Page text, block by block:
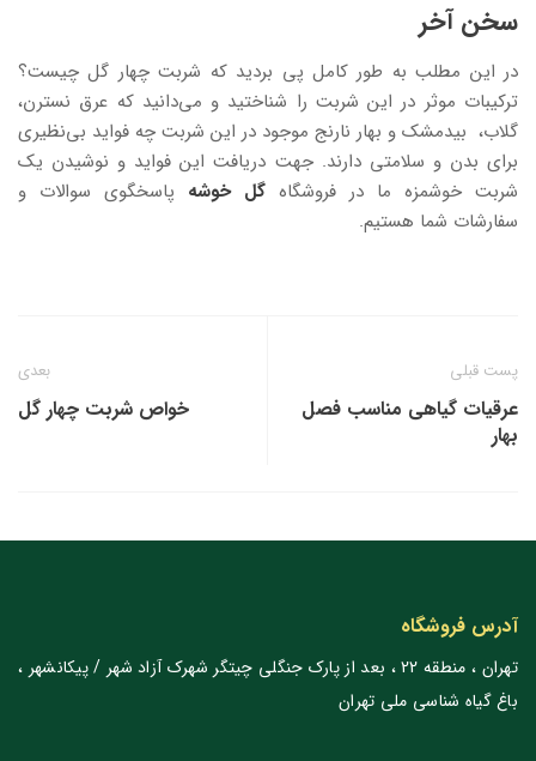
سخن آخر
در این مطلب به طور کامل پی بردید که شربت چهار گل چیست؟
ترکیبات موثر در این شربت را شناختید و می‌دانید که عرق نسترن،
گلاب، بیدمشک و بهار نارنج موجود در این شربت چه فواید بی‌نظیری
برای بدن و سلامتی دارند. جهت دریافت این فواید و نوشیدن یک
شربت خوشمزه ما در فروشگاه گل خوشه پاسخگوی سوالات و
سفارشات شما هستیم.
پست قبلی
عرقیات گیاهی مناسب فصل
بهار
بعدی
خواص شربت چهار گل
آدرس فروشگاه
تهران ، منطقه 22 ، بعد از پارک جنگلی چیتگر شهرک آزاد شهر / پیکانشهر ،
باغ گیاه شناسی ملی تهران